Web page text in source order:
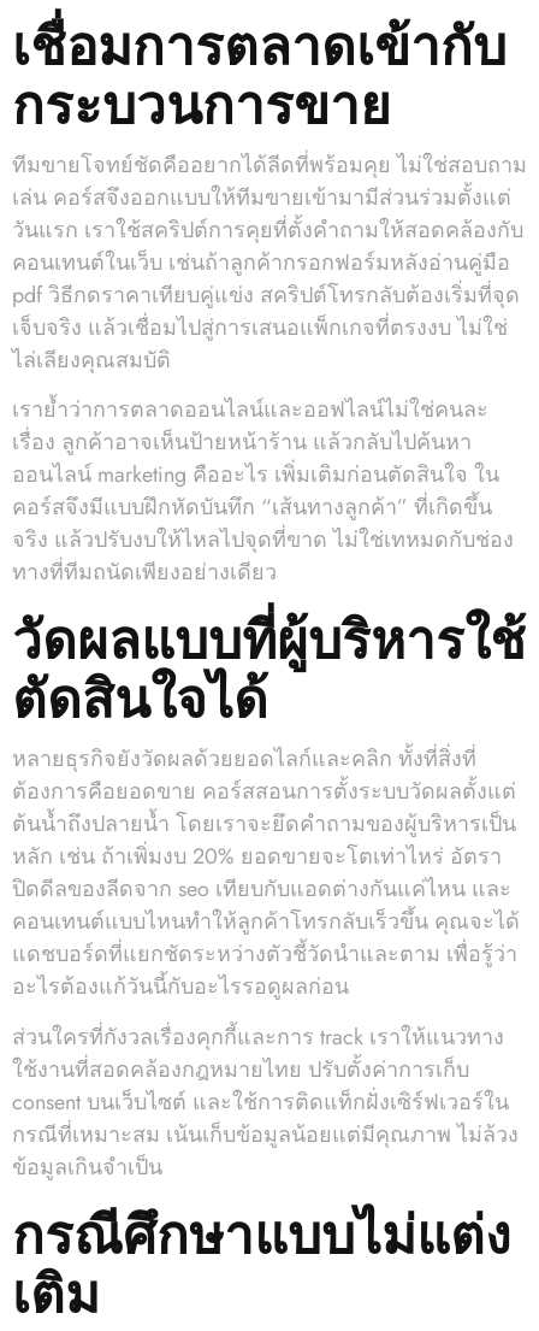
เชื่อมการตลาดเข้ากับ
กระบวนการขาย
ทีมขายโจทย์ชัดคืออยากได้ลีดที่พร้อมคุย ไม่ใช่สอบถาม
เล่น คอร์สจึงออกแบบให้ทีมขายเข้ามามีส่วนร่วมตั้งแต่
วันแรก เราใช้สคริปต์การคุยที่ตั้งคำถามให้สอดคล้องกับ
คอนเทนต์ในเว็บ เช่นถ้าลูกค้ากรอกฟอร์มหลังอ่านคู่มือ
pdf วิธีกดราคาเทียบคู่แข่ง สคริปต์โทรกลับต้องเริ่มที่จุด
เจ็บจริง แล้วเชื่อมไปสู่การเสนอแพ็กเกจที่ตรงงบ ไม่ใช่
ไล่เลียงคุณสมบัติ
เราย้ำว่าการตลาดออนไลน์และออฟไลน์ไม่ใช่คนละ
เรื่อง ลูกค้าอาจเห็นป้ายหน้าร้าน แล้วกลับไปค้นหา
ออนไลน์ marketing คืออะไร เพิ่มเติมก่อนตัดสินใจ ใน
คอร์สจึงมีแบบฝึกหัดบันทึก “เส้นทางลูกค้า” ที่เกิดขึ้น
จริง แล้วปรับงบให้ไหลไปจุดที่ขาด ไม่ใช่เทหมดกับช่อง
ทางที่ทีมถนัดเพียงอย่างเดียว
วัดผลแบบที่ผู้บริหารใช้
ตัดสินใจได้
หลายธุรกิจยังวัดผลด้วยยอดไลก์และคลิก ทั้งที่สิ่งที่
ต้องการคือยอดขาย คอร์สสอนการตั้งระบบวัดผลตั้งแต่
ต้นน้ำถึงปลายน้ำ โดยเราจะยึดคำถามของผู้บริหารเป็น
หลัก เช่น ถ้าเพิ่มงบ 20% ยอดขายจะโตเท่าไหร่ อัตรา
ปิดดีลของลีดจาก seo เทียบกับแอดต่างกันแค่ไหน และ
คอนเทนต์แบบไหนทำให้ลูกค้าโทรกลับเร็วขึ้น คุณจะได้
แดชบอร์ดที่แยกชัดระหว่างตัวชี้วัดนำและตาม เพื่อรู้ว่า
อะไรต้องแก้วันนี้กับอะไรรอดูผลก่อน
ส่วนใครที่กังวลเรื่องคุกกี้และการ track เราให้แนวทาง
ใช้งานที่สอดคล้องกฎหมายไทย ปรับตั้งค่าการเก็บ
consent บนเว็บไซต์ และใช้การติดแท็กฝั่งเซิร์ฟเวอร์ใน
กรณีที่เหมาะสม เน้นเก็บข้อมูลน้อยแต่มีคุณภาพ ไม่ล้วง
ข้อมูลเกินจำเป็น
กรณีศึกษาแบบไม่แต่ง
เติม